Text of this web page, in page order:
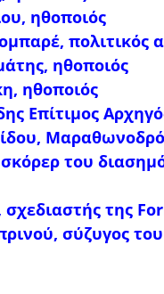
ηθοποιός
πολιτικός
ηθοποιός
ηθοποιός
Επίτιμος
του
της
σύζυγος